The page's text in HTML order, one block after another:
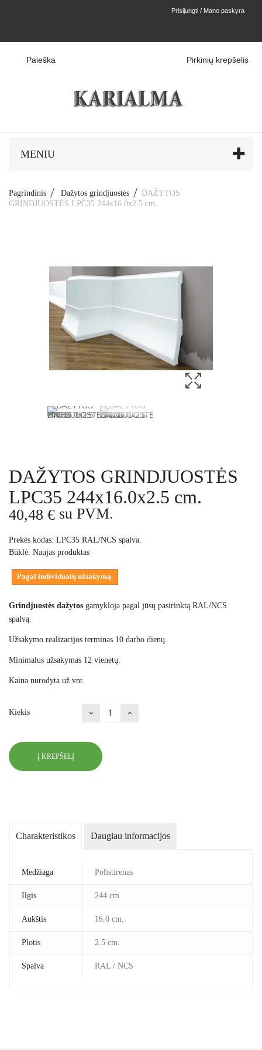
Prisijungti / Mano paskyra
Paieška Pirkinių krepšelis
MENIU
Pagrindinis Dažytos grindjuostės
DAŽYTOS
GRINDJUOSTĖS LPC35 244x16.0x2.5 cm.
DAŽYTOS GRINDJUOSTĖS
LPC35 244x16.0x2.5 cm.
40,48 € su PVM.
Prekės kodas: LPC35 RAL/NCS spalva.
Būklė: Naujas produktas
Pagal individualų užsakymą.
Grindjuostės dažytos gamykloja pagal jūsų pasirinktą RAL/NCS
spalvą.
Užsakymo realizacijos terminas 10 darbo dienų.
Minimalus užsakymas 12 vienetų.
Kaina nurodyta už vnt.
Kiekis
Į KREPŠELĮ
Charakteristikos Daugiau informacijos
Medžiaga Polistirenas
Ilgis 244 cm
Aukštis 16.0 cm.
Plotis 2.5 cm.
Spalva RAL / NCS